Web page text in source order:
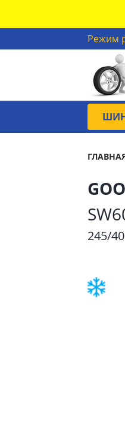
Режим
245/